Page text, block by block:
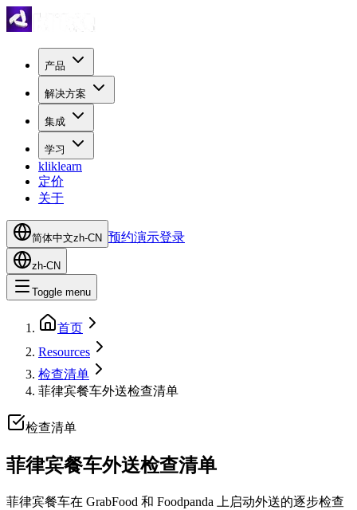
产品
解决方案
集成
学习
kliklearn
定价
关于
简体中文zh-CN 预约演示登录
zh-CN
Toggle menu
首页
Resources
检查清单
菲律宾餐车外送检查清单
检查清单
菲律宾餐车外送检查清单
菲律宾餐车在 GrabFood 和 Foodpanda 上启动外送的逐步检查